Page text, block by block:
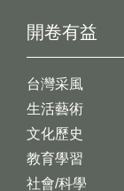
開卷有益
台灣采風
生活藝術
文化歷史
教育學習
社會/科學